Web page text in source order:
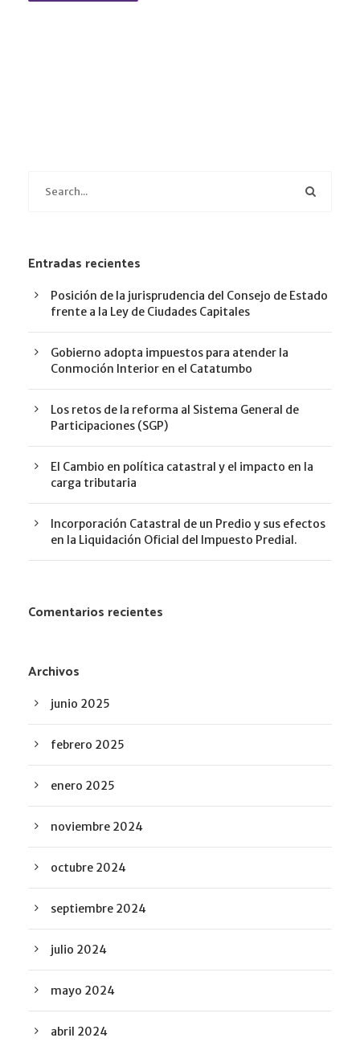
Entradas recientes
Posición de la jurisprudencia del Consejo de Estado
frente a la Ley de Ciudades Capitales
Gobierno adopta impuestos para atender la
Conmoción Interior en el Catatumbo
Los retos de la reforma al Sistema General de
Participaciones (SGP)
El Cambio en política catastral y el impacto en la
carga tributaria
Incorporación Catastral de un Predio y sus efectos
en la Liquidación Oficial del Impuesto Predial.
Comentarios recientes
Archivos
junio 2025
febrero 2025
enero 2025
noviembre 2024
octubre 2024
septiembre 2024
julio 2024
mayo 2024
abril 2024